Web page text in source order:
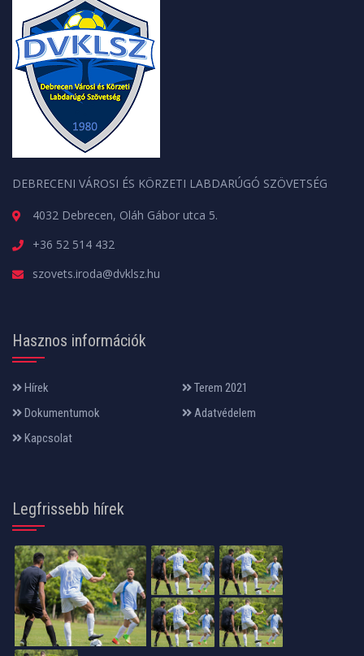
DEBRECENI VÁROSI ÉS KÖRZETI LABDARÚGÓ SZÖVETSÉG
4032 Debrecen, Oláh Gábor utca 5.
+36 52 514 432
szovets.iroda@dvklsz.hu
Hasznos információk
Hírek
Terem 2021
Dokumentumok
Adatvédelem
Kapcsolat
Legfrissebb hírek